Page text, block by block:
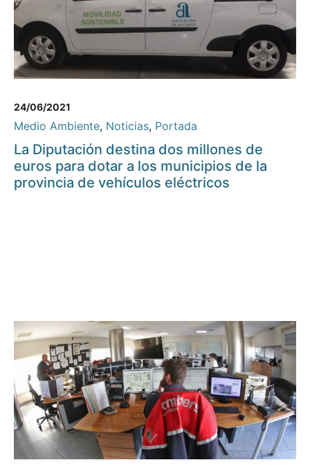
24/06/2021
Medio Ambiente, Noticias, Portada
La Diputación destina dos millones de
euros para dotar a los municipios de la
provincia de vehículos eléctricos